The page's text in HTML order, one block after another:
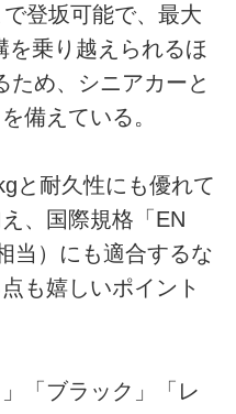
登坂可能で、最大
を乗り越えられるほ
ため、シニアカーと
備えている。
と耐久性にも優れて
、国際規格「EN
当）にも適合するな
も嬉しいポイント
「ブラック」「レ